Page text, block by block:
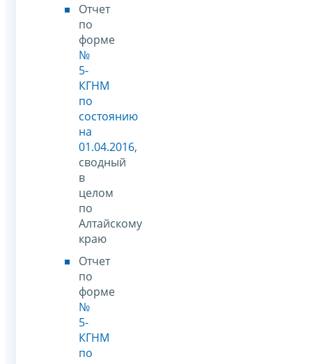
Отчет
по
форме
№
5-
КГНМ
по
состоянию
на
01.04.2016,
сводный
в
целом
по
Алтайскому
краю
Отчет
по
форме
№
5-
КГНМ
по